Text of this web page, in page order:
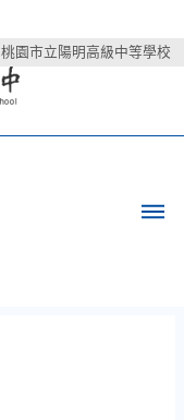
桃園市立陽明高級中等學校